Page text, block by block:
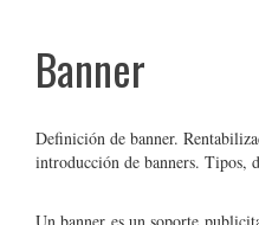
Banner
Definición de banner.
introducción de banners. Tipos,